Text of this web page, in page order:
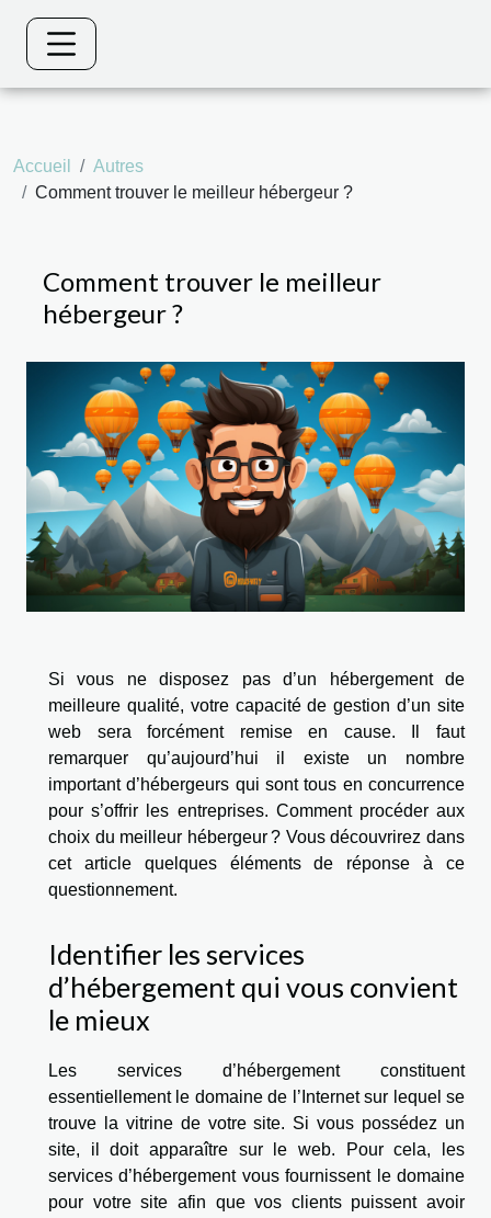
Accueil
Autres
Comment trouver le meilleur hébergeur ?
Comment trouver le meilleur
hébergeur ?
Si vous ne disposez pas d’un hébergement de
meilleure qualité, votre capacité de gestion d’un site
web sera forcément remise en cause. Il faut
remarquer qu’aujourd’hui il existe un nombre
important d’hébergeurs qui sont tous en concurrence
pour s’offrir les entreprises. Comment procéder aux
choix du meilleur hébergeur ? Vous découvrirez dans
cet article quelques éléments de réponse à ce
questionnement.
Identifier les services
d’hébergement qui vous convient
le mieux
Les services d’hébergement constituent
essentiellement le domaine de l’Internet sur lequel se
trouve la vitrine de votre site. Si vous possédez un
site, il doit apparaître sur le web. Pour cela, les
services d’hébergement vous fournissent le domaine
pour votre site afin que vos clients puissent avoir